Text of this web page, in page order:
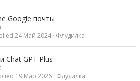
Google почты
Флудилка
24 Май 2024
Chat GPT Plus
Флудилка
19 Мар 2026